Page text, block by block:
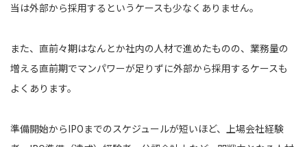
当は外部から採用するというケースも少なくありません。
また、直前々期はなんとか社内の人材で進めたものの、業務量の
増える直前期でマンパワーが足りずに外部から採用するケースも
よくあります。
準備開始からIPOまでのスケジュールが短いほど、上場会社経験